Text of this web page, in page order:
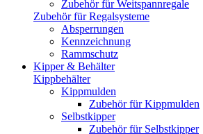
Zubehör für Weitspannregale
Zubehör für Regalsysteme
Absperrungen
Kennzeichnung
Rammschutz
Kipper & Behälter
Kippbehälter
Kippmulden
Zubehör für Kippmulden
Selbstkipper
Zubehör für Selbstkipper